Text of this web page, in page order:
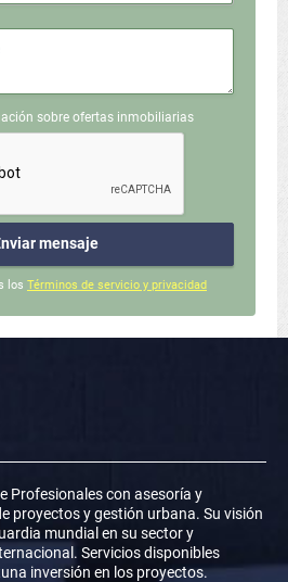
sobre ofertas inmobiliarias
mensaje
los Términos de servicio y privacidad
Profesionales con asesoría y
proyectos y gestión urbana. Su visión
mundial en su sector y
Servicios disponibles
inversión en los proyectos.